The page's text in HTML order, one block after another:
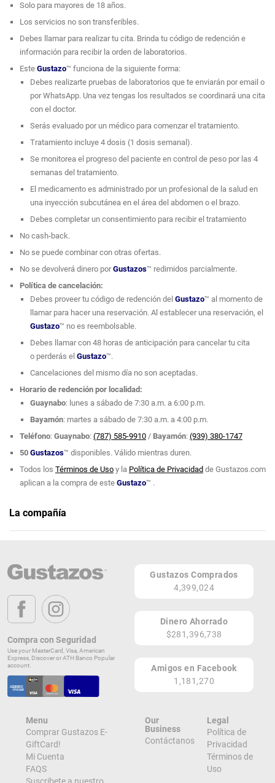
Solo para mayores de 18 años.
Los servicios no son transferibles.
Debes llamar para realizar tu cita. Brinda tu código de redención e
información para recibir la orden de laboratorios.
Este Gustazo™ funciona de la siguiente forma:
Debes realizarte pruebas de laboratorios que te enviarán por email o
por WhatsApp. Una vez tengas los resultados se coordinará una cita
con el doctor.
Serás evaluado por un médico para comenzar el tratamiento.
Tratamiento incluye 4 dosis (1 dosis semanal).
Se monitorea el progreso del paciente en control de peso por las 4
semanas del tratamiento.
El medicamento es administrado por un profesional de la salud en
una inyección subcutánea en el área del abdomen o el brazo.
Debes completar un consentimiento para recibir el tratamiento
No cash-back.
No se puede combinar con otras ofertas.
No se devolverá dinero porGustazos™ redimidos parcialmente.
Política de cancelación:
Debes proveer tu código de redención del Gustazo™ al momento de
llamar para hacer una reservación. Al establecer una reservación, el
Gustazo™ no es reembolsable.
Debes llamar con 48 horas de anticipación para cancelar tu cita
o perderás el Gustazo™.
Cancelaciones del mismo día no son aceptadas.
Horario de redención por localidad:
Guaynabo: lunes a sábado de 7:30 a.m. a 6:00 p.m.
Bayamón: martes a sábado de 7:30 a.m. a 4:00 p.m.
Teléfono: Guaynabo: (787) 585-9910/ Bayamón: (939) 380-1747
50 Gustazos™ disponibles. Válido mientras duren.
Todos los Términos de Usoy la Política de Privacidadde Gustazos.com
aplican a la compra de este Gustazo™ .
La compañía
Página Web
GUAYNABO / BAYAMÓN
Lugares de Redención
¡Ver todos en el Mapa!
Ave. Las Cumbres, calle lateral al Colegio Adianez 76 Calle Unión, Edificio
Jaime Rodriguez, Local A-1
¡Localizar en el Mapa!
Marginal Caná, QQ-1 Calle 6
Bayamón 00957
Compra con Seguridad
Use your MasterCard, Visa, American
Express, Discover or ATH Banco Popular
account.
Gustazos Comprados
4,399,024
Dinero Ahorrado
$281,396,738
Amigos en Facebook
1,181,270
Menu
Comprar Gustazos E-
GiftCard!
Mi Cuenta
FAQS
Our
Business
Contáctanos
Legal
Política de
Privacidad
Términos de
Uso